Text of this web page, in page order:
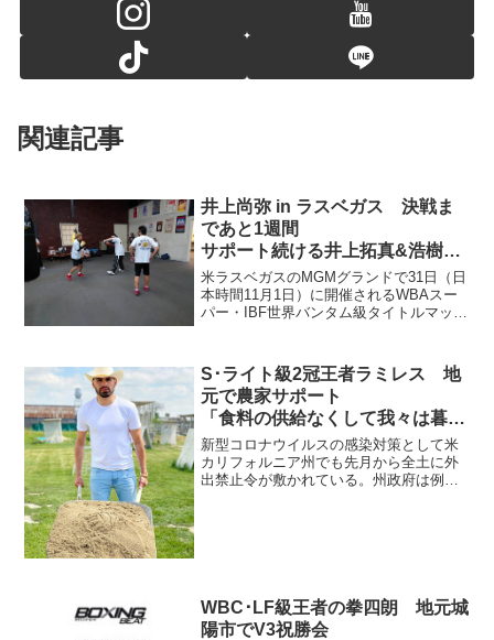
関連記事
井上尚弥 in ラスベガス 決戦ま
であと1週間
サポート続ける井上拓真&浩樹が
近況報告
米ラスベガスのMGMグランドで31日（日
本時間11月1日）に開催されるWBAスー
パー・IBF世界バンタム級タイトルマッチ
チャンピオンの井上尚弥（大橋）は相変
わらず元気...
S･ライト級2冠王者ラミレス 地
元で農家サポート
「食料の供給なくして我々は暮ら
せない」」
新型コロナウイルスの感染対策として米
カリフォルニア州でも先月から全土に外
出禁止令が敷かれている。州政府は例外
WBC･LF級王者の拳四朗 地元城
陽市でV3祝勝会